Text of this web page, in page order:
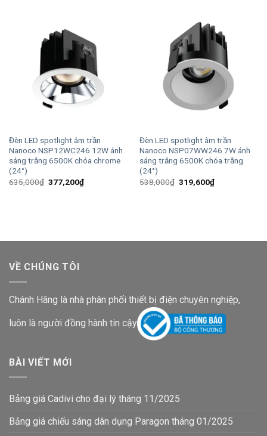
Đèn LED spotlight âm trần
Nanoco NSP12WC246 12W ánh
sáng trắng 6500K chóa chrome
(24°)
635,000₫ Giá
377,200₫Giá
hiện
Đèn LED spotlight âm trần
Nanoco NSP07WW246 7W ánh
sáng trắng 6500K chóa trắng
(24°)
538,000₫ Giá
319,600₫Giá
hiện
VỀ CHÚNG TÔI
Chánh Hãng là nhà phân phối thiết bị điện chuyên nghiệp,
luôn là người đồng hành tin cậy
BÀI VIẾT MỚI
Bảng giá Cadivi cho đại lý tháng 11/2025
Bảng giá chiếu sáng dân dụng Paragon tháng 01/2025